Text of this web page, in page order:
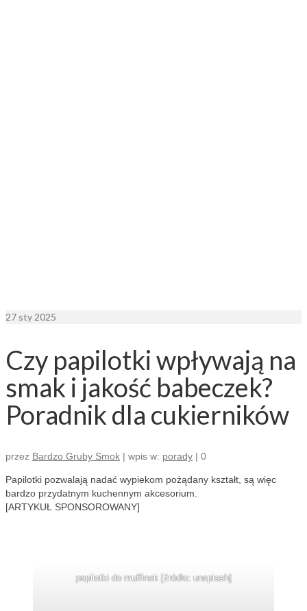
27 sty 2025
Czy papilotki wpływają na
smak i jakość babeczek?
Poradnik dla cukierników
przez Bardzo Gruby Smok | wpis w: porady | 0
Papilotki pozwalają nadać wypiekom pożądany kształt, są więc
bardzo przydatnym kuchennym akcesorium.
[ARTYKUŁ SPONSOROWANY]
papilotki do muffinek [źródło: unsplash]